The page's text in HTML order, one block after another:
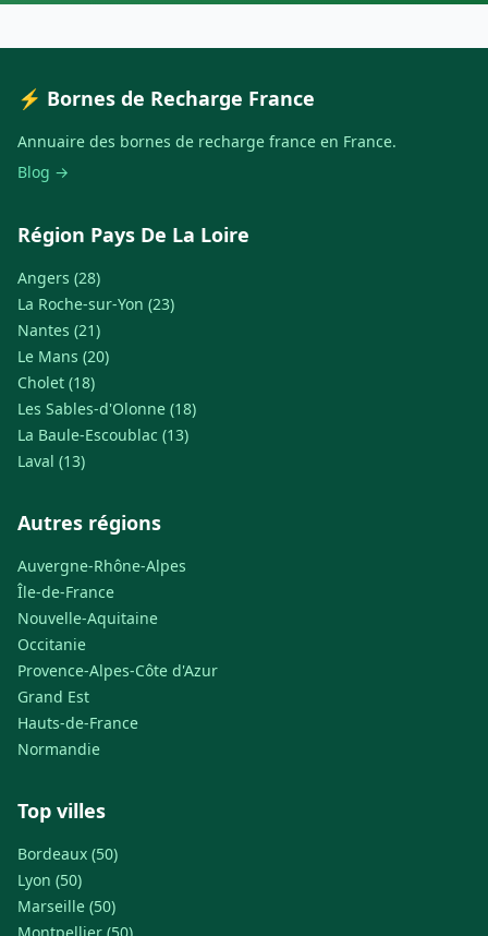
⚡ Bornes de Recharge France
Annuaire des bornes de recharge france en France.
Blog →
Région Pays De La Loire
Angers (28)
La Roche-sur-Yon (23)
Nantes (21)
Le Mans (20)
Cholet (18)
Les Sables-d'Olonne (18)
La Baule-Escoublac (13)
Laval (13)
Autres régions
Auvergne-Rhône-Alpes
Île-de-France
Nouvelle-Aquitaine
Occitanie
Provence-Alpes-Côte d'Azur
Grand Est
Hauts-de-France
Normandie
Top villes
Bordeaux (50)
Lyon (50)
Marseille (50)